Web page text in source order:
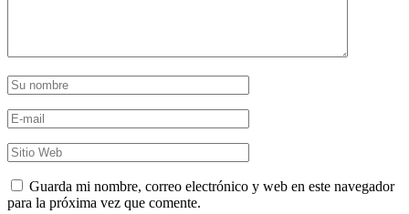
Guarda mi nombre, correo electrónico y web en este navegador
para la próxima vez que comente.